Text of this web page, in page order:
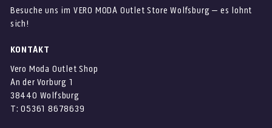
Besuche uns im VERO MODA Outlet Store Wolfsburg – es lohnt
sich!
KONTAKT
Vero Moda Outlet Shop
An der Vorburg 1
38440 Wolfsburg
T: 05361 8678639